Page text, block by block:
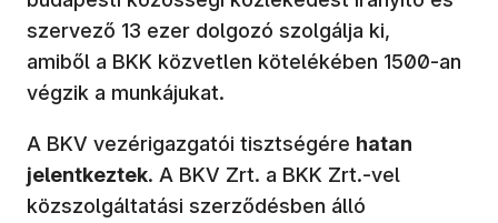
szervező 13 ezer dolgozó szolgálja ki,
amiből a BKK közvetlen kötelékében 1500-an
végzik a munkájukat.
A BKV vezérigazgatói tisztségére hatan
jelentkeztek. A BKV Zrt. a BKK Zrt.-vel
közszolgáltatási szerződésben álló